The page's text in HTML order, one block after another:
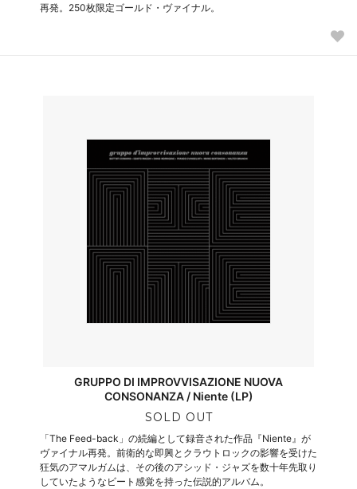
再発。250枚限定ゴールド・ヴァイナル。
GRUPPO DI IMPROVVISAZIONE NUOVA
CONSONANZA / Niente (LP)
SOLD OUT
「The Feed-back」の続編として録音された作品『Niente』が
ヴァイナル再発。前衛的な即興とクラウトロックの影響を受けた
狂気のアマルガムは、その後のアシッド・ジャズを数十年先取り
していたようなビート感覚を持った伝説的アルバム。